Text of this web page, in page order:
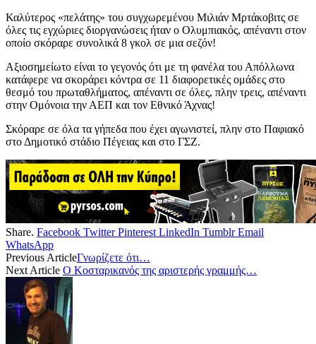
Καλύτερος «πελάτης» του συγχωρεμένου Μιλιάν Μρτάκοβιτς σε
όλες τις εγχώριες διοργανώσεις ήταν ο Ολυμπιακός, απέναντι στον
οποίο σκόραρε συνολικά 8 γκολ σε μια σεζόν!
Αξιοσημείωτο είναι το γεγονός ότι με τη φανέλα του Απόλλωνα
κατάφερε να σκοράρει κόντρα σε 11 διαφορετικές ομάδες στο
θεσμό του πρωταθλήματος, απέναντι σε όλες, πλην τρεις, απέναντι
στην Ομόνοια την ΑΕΠ και τον Εθνικό Άχνας!
Σκόραρε σε όλα τα γήπεδα που έχει αγωνιστεί, πλην στο Παφιακό
στο Δημοτικό στάδιο Πέγειας και στο ΓΣΖ.
Share. Facebook Twitter Pinterest LinkedIn Tumblr Email
WhatsApp
Previous ArticleΓνωρίζετε ότι…
Next Article Ο Κοσταρικανός της αριστερής γραμμής…